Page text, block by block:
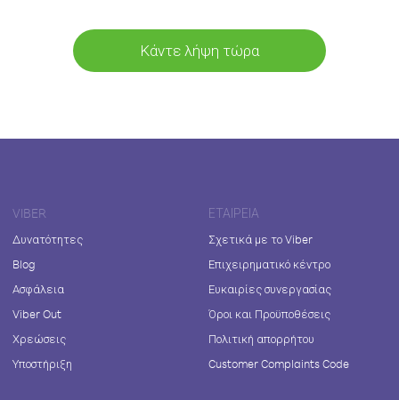
Κάντε λήψη τώρα
VIBER
Δυνατότητες
Blog
Ασφάλεια
Viber Out
Χρεώσεις
Υποστήριξη
ΕΤΑΙΡΕΊΑ
Σχετικά με το Viber
Επιχειρηματικό κέντρο
Ευκαιρίες συνεργασίας
Όροι και Προϋποθέσεις
Πολιτική απορρήτου
Customer Complaints Code